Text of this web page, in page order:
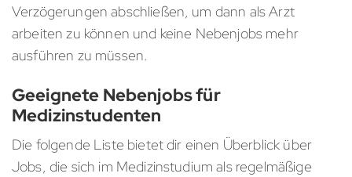
Verzögerungen abschließen, um dann als Arzt
arbeiten zu können und keine Nebenjobs mehr
ausführen zu müssen.
Geeignete Nebenjobs für
Medizinstudenten
Die folgende Liste bietet dir einen Überblick über
Jobs, die sich im Medizinstudium als regelmäßige